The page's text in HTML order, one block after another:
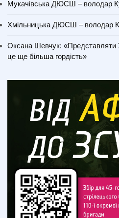
Мукачівська ДЮСШ – володар
Хмільницька ДЮСШ – володар
Оксана Шевчук: «Представляти
це ще більша гордість»